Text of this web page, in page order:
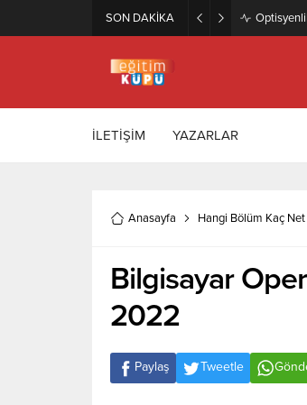
SON DAKİKA Zeytincilik
İLETİŞİM YAZARLAR
Anasayfa Hangi Bölüm Kaç Net
Bilgisayar
2022
Paylaş Tweetle